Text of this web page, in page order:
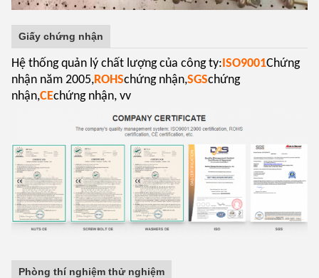
Giấy chứng nhận
Hệ thống quản lý chất lượng của công ty:ISO9001Chứng
nhận năm 2005,ROHSchứng nhận,SGSchứng
nhận,CEchứng nhận, vv
Phòng thí nghiệm thử nghiệm